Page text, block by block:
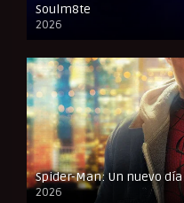
Soulm8te
2026
FULL HD
Spider-Man: Un nuevo día
2026